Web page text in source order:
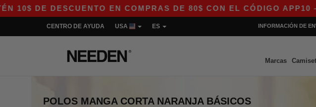
DE DESCUENTO EN COMPRAS DE 80$ CON EL CÓDIGO APP10 –
CENTRO DE AYUDA USA ES INFORMACIÓN DE
Marcas
POLOS MANGA CORTA NARANJA BÁSICOS